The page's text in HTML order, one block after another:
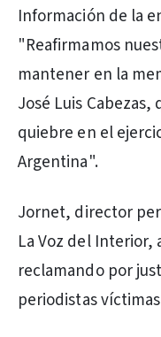
Información de la
"Reafirmamos
mantener en la
José Luis
quiebre en el
Argentina".
Jornet, director
La Voz del Interior,
reclamando por
periodistas